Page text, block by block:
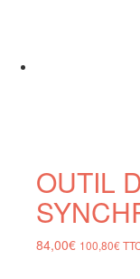
OUTIL
84,00€ 100,80€